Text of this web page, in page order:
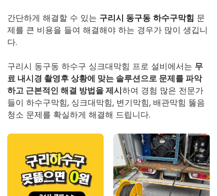
간단하게 해결할 수 있는 구리시 동구동 하수구막힘 문
제를 큰 비용을 들여 해결해야 하는 경우가 많이 생깁니
다.
구리시 동구동 하수구 싱크대막힘 프로 설비에서는 무
료 내시경 촬영후 상황에 맞는 솔루션으로 문제를 파악
하고 근본적인 해결 방법을 제시하여 경험 많은 전문가
들이 하수구막힘, 싱크대막힘, 변기막힘, 배관막힘 뚫음
청소 문제를 확실하게 해결해 드립니다.